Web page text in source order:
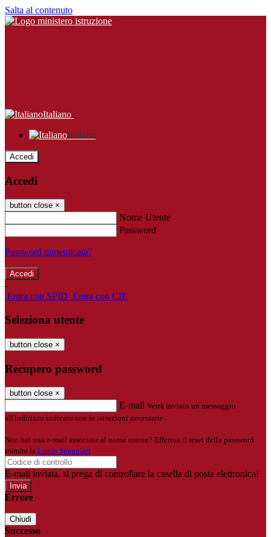
Salta al contenuto
Italiano
Italiano
Accedi
Accedi
button close ×
Nome Utente
Password
Password dimenticata?
-
Entra con SPID Entra con CIE
Seleziona utente
button close ×
Recupero password
button close ×
E-mail Verrà inviato un messaggio
all'indirizzo indicato con le istruzioni necessarie.
Non hai una e-mail associata al nome utente? Effettua il reset della password
tramite la Login Spaggiari
E-mail inviata, si prega di controllare la casella di posta elettronica!
Errore
Chiudi
Successo